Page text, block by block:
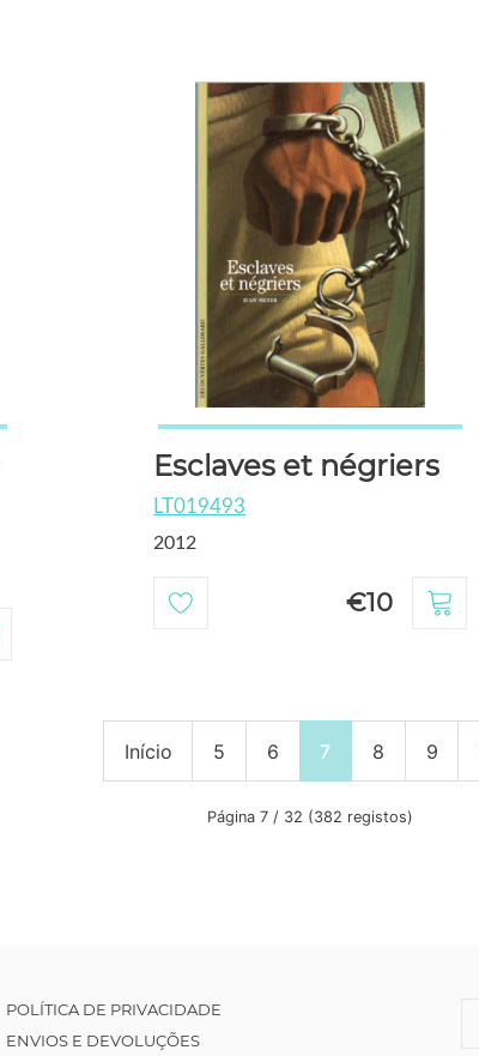
Esclaves et négriers
LT019493
2012
€10
Início 5 6 7 8 9
Página 7 / 32 (382 registos)
POLÍTICA DE PRIVACIDADE
ENVIOS E DEVOLUÇÕES